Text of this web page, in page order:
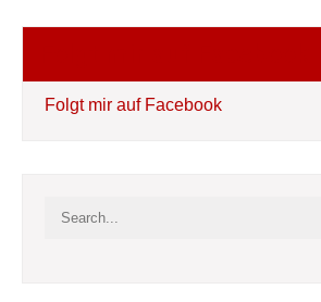
Folgt mir auf Facebook